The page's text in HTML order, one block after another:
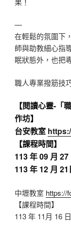
—
在輕鬆的氛圍下
師與助教細心指
眠狀態外，也把
職人專業撥筋技
【閱讀心靈-「
作坊】
台安教室
【課程時間】
113 年 09 月 27
113 年 12 月 21
中壢教室 https://
【課程時間】
113 年 11月 16